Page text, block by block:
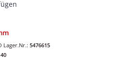
Lager.Nr.: 5476615